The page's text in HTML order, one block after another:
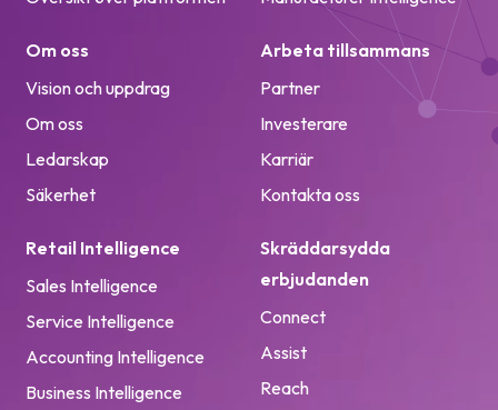
Om oss
Vision och uppdrag
Om oss
Ledarskap
Säkerhet
Arbeta tillsammans
Partner
Investerare
Karriär
Kontakta oss
Retail Intelligence
Sales Intelligence
Service Intelligence
Accounting Intelligence
Business Intelligence
Skräddarsydda
erbjudanden
Connect
Assist
Reach